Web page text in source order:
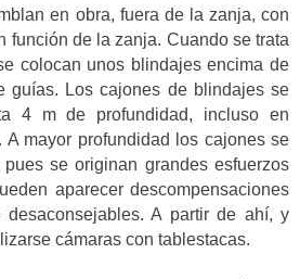
en obra, fuera de la zanja, con
función de la zanja. Cuando se trata
colocan unos blindajes encima de
guías. Los cajones de blindajes se
4 m de profundidad, incluso en
A mayor profundidad los cajones se
se originan grandes esfuerzos
aparecer descompensaciones
desaconsejables. A partir de ahí, y
cámaras con tablestacas.